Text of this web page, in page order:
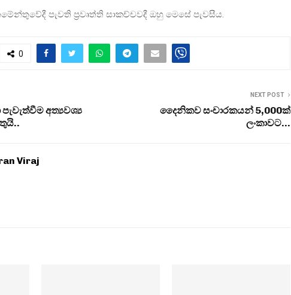
පැවති ප‍්‍රවෘත්ති සාකච්චවදී ඔහු මෙසේ පැවසීය.
0
අත්‍යවශ්‍ය
NEXT POST
දෛනිකව සංචාරකයන් 5,000ක්
ලංකාවට…
Viraj